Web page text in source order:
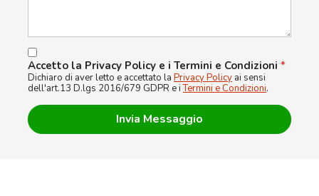
Accetto la Privacy Policy e i Termini e Condizioni *
Dichiaro di aver letto e accettato la Privacy Policy ai sensi
dell'art.13 D.lgs 2016/679 GDPR e iTermini e Condizioni.